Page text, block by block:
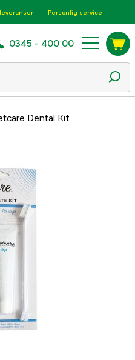
Personlig service
0345 - 400 00
Dental Kit